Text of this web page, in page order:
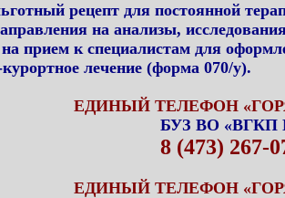
рецепт для постоянной
на анализы,
прием к специалистам для
лечение (форма 070/у).
ЕДИНЫЙ ТЕЛЕФОН
БУЗ ВО «ВГКП
8 (473) 267-
ЕДИНЫЙ ТЕЛЕФОН